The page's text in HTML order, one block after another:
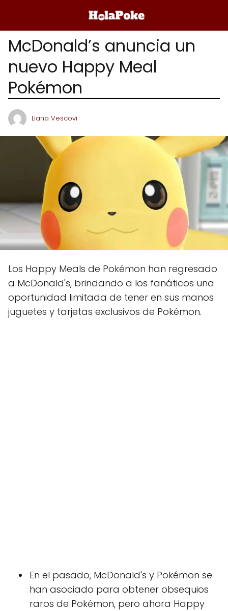
McDonald’s anuncia un
nuevo Happy Meal
Pokémon
Liana Vescovi
Los Happy Meals de Pokémon han regresado
a McDonald's, brindando a los fanáticos una
oportunidad limitada de tener en sus manos
juguetes y tarjetas exclusivos de Pokémon.
En el pasado, McDonald's y Pokémon se
han asociado para obtener obsequios
raros de Pokémon, pero ahora Happy